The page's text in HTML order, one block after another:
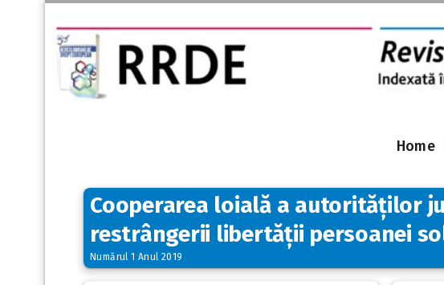
Home
Cooperarea loială a autorităților
restrângerii libertății persoanei
Numărul 1 Anul 2019